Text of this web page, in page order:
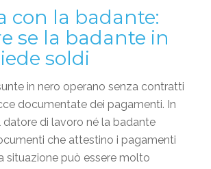
con la badante:
se la badante in
soldi
in nero operano senza contratti
documentate dei pagamenti. In
datore di lavoro né la badante
che attestino i pagamenti
situazione può essere molto